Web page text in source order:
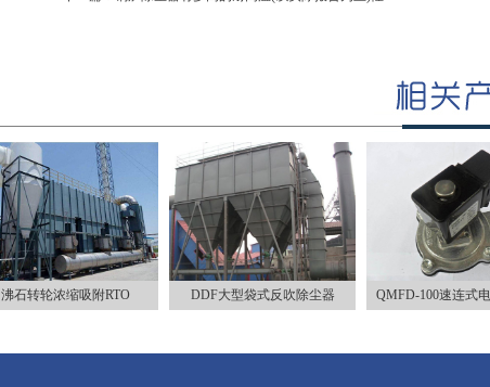
沸石转轮浓缩吸附RTO DDF大型袋式反吹除尘器 QMFD-100速连式